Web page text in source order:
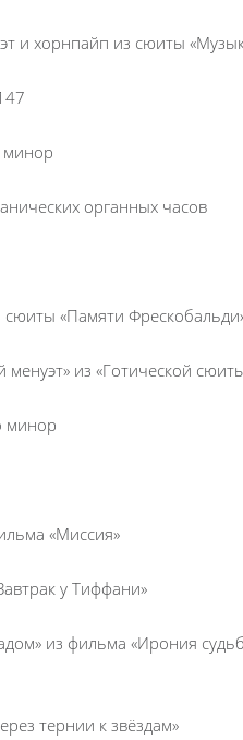
и хорнпайп из сюиты
минор
органных часов
сюиты «Памяти
из «Готической
минор
«Миссия»
у Тиффани»
из фильма «Ирония
тернии к звёздам»